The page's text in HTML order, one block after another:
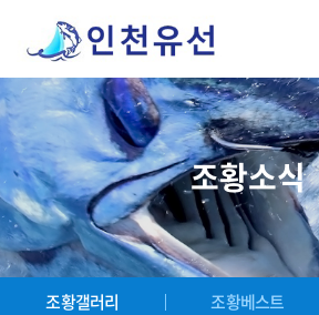
조황소식
조황갤러리 조황베스트